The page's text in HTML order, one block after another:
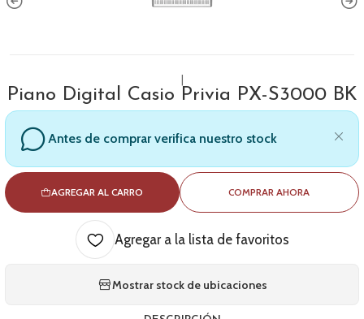
Piano Digital Casio Privia PX-S3000 BK
Antes de comprar verifica nuestro stock
AGREGAR AL CARRO COMPRAR AHORA
Agregar a la lista de favoritos
Mostrar stock de ubicaciones